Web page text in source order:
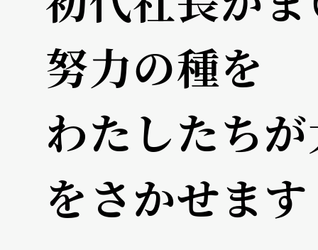
努力の種を
わたしたち
をさかせま